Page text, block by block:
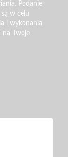
Podanie
w celu
i wykonania
na Twoje